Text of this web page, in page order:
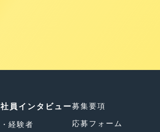
社員インタビュー
経験者
募集要項
応募フォーム